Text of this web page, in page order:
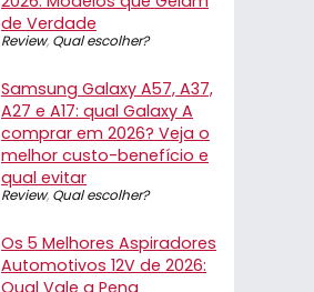
de Verdade
Review, Qual escolher?
Samsung Galaxy A57, A37,
A27 e A17: qual Galaxy A
comprar em 2026? Veja o
melhor custo-benefício e
qual evitar
Review, Qual escolher?
Os 5 Melhores Aspiradores
Automotivos 12V de 2026:
Qual Vale a Pena